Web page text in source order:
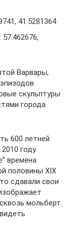
41.5281364
Варвары,
скульптуры
города
600 летней
году.
времена
половины XIX
сдавали свои
мольберт.